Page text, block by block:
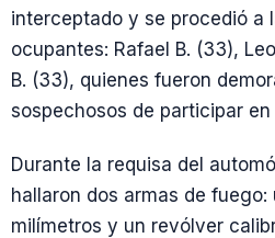
interceptado y se procedió a
ocupantes: Rafael B. (33),
B. (33), quienes fueron
sospechosos de participar
Durante la requisa del
hallaron dos armas de
milímetros y un revólver